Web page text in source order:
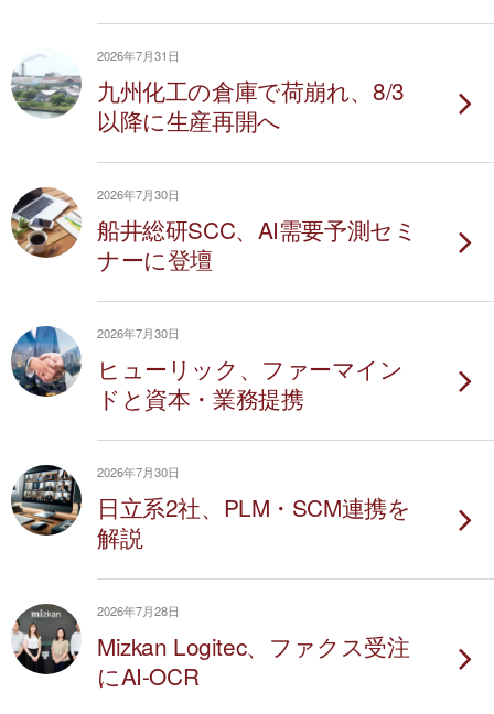
2026年7月31日
九州化工の倉庫で荷崩れ、8/3
以降に生産再開へ
2026年7月30日
船井総研SCC、AI需要予測セミ
ナーに登壇
2026年7月30日
ヒューリック、ファーマイン
ドと資本・業務提携
2026年7月30日
日立系2社、PLM・SCM連携を
解説
2026年7月28日
Mizkan Logitec、ファクス受注
にAI-OCR